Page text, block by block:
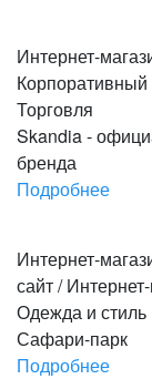
Интернет-
Корпоративный
Торговля
Skandia -
бренда
Подробнее
Интернет-
сайт /
Одежда и стиль
Сафари-парк
Подробнее